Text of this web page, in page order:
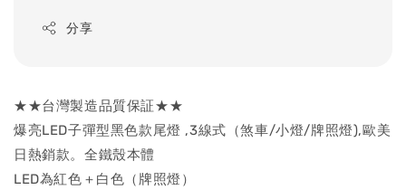
分享
★★台灣製造品質保証★★
爆亮LED子彈型黑色款尾燈 ,3線式（煞車/小燈/牌照燈),歐美
日熱銷款。全鐵殼本體
LED為紅色＋白色（牌照燈）